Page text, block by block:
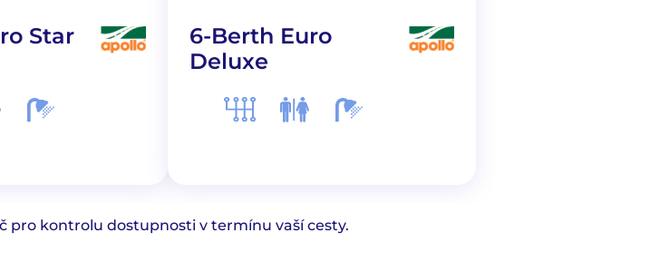
Star
6-Berth Euro
Deluxe
pro kontrolu dostupnosti v termínu vaší cesty.